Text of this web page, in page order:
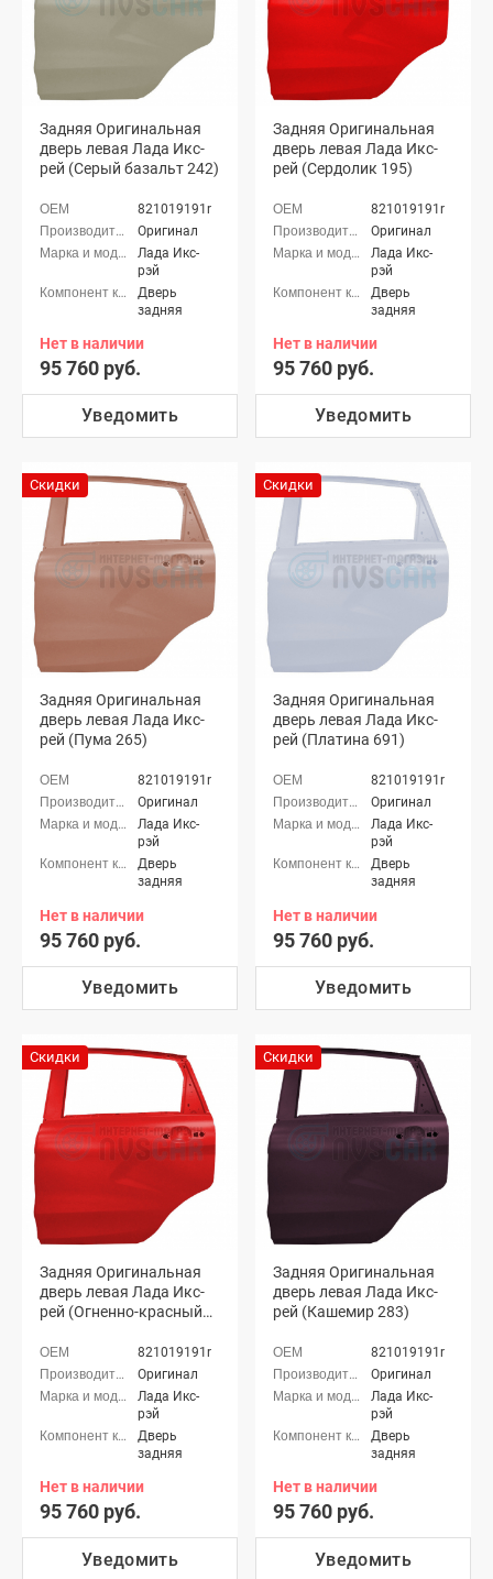
Задняя Оригинальная
дверь левая Лада Икс-
рей (Серый базальт 242)
821019191r
Оригинал
Лада Икс-
рэй
Дверь
задняя
Нет в наличии
95 760 руб.
Уведомить
Задняя Оригинальная
дверь левая Лада Икс-
рей (Сердолик 195)
821019191r
Оригинал
Лада Икс-
рэй
Дверь
задняя
Нет в наличии
95 760 руб.
Уведомить
Скидки
Задняя Оригинальная
дверь левая Лада Икс-
рей (Пума 265)
821019191r
Оригинал
Лада Икс-
рэй
Дверь
задняя
Нет в наличии
95 760 руб.
Уведомить
Скидки
Задняя Оригинальная
дверь левая Лада Икс-
рей (Платина 691)
821019191r
Оригинал
Лада Икс-
рэй
Дверь
задняя
Нет в наличии
95 760 руб.
Уведомить
Скидки
Задняя Оригинальная
дверь левая Лада Икс-
рей (Огненно-красный
821019191r
Оригинал
Лада Икс-
рэй
Дверь
задняя
Нет в наличии
95 760 руб.
Уведомить
Скидки
Задняя Оригинальная
дверь левая Лада Икс-
рей (Кашемир 283)
821019191r
Оригинал
Лада Икс-
рэй
Дверь
задняя
Нет в наличии
95 760 руб.
Уведомить